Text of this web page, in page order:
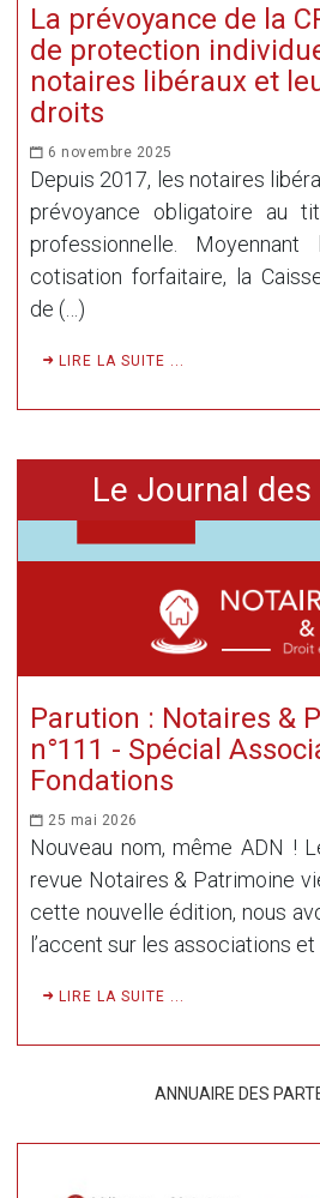
La prévoyance de la
de protection
notaires libéraux et
droits
6 novembre 2025
Depuis 2017, les notaires
prévoyance obligatoire au
professionnelle. Moyennant
cotisation forfaitaire, la
de (…)
LIRE LA SUITE ...
Le Journal
Parution : Notaires &
n°111 - Spécial
Fondations
25 mai 2026
Nouveau nom, même ADN !
revue Notaires & Patrimoine
cette nouvelle édition, nous
l’accent sur les associations
LIRE LA SUITE ...
ANNUAIRE DES